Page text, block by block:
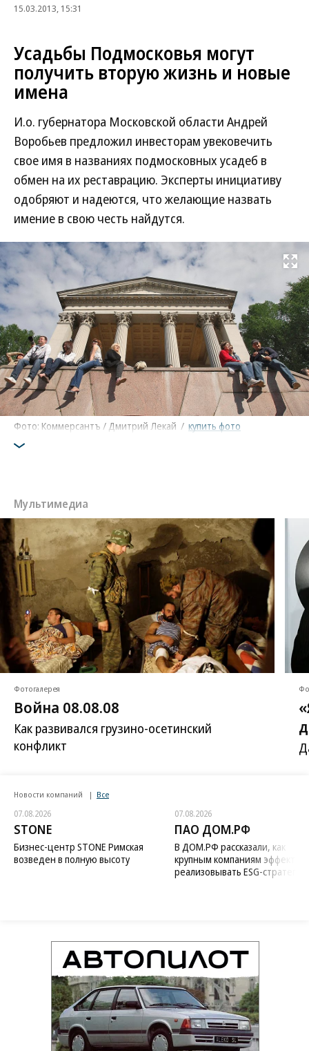
15.03.2013, 15:31
Усадьбы Подмосковья могут
получить вторую жизнь и новые
имена
И.о. губернатора Московской области Андрей
Воробьев предложил инвесторам увековечить
свое имя в названиях подмосковных усадеб в
обмен на их реставрацию. Эксперты инициативу
одобряют и надеются, что желающие назвать
имение в свою честь найдутся.
Развернуть
Фото: Коммерсантъ / Дмитрий Лекай / купить фото
Мультимедиа
Фотогалерея
Война 08.08.08
Как развивался грузино-осетинский
конфликт
Новости компаний Все
07.08.2026
STONE
Бизнес-центр STONE Римская
возведен в полную высоту
07.08.2026
ПАО ДОМ.РФ
В ДОМ.РФ рассказали, как
крупным компаниям
реализовывать ESG-стратегию